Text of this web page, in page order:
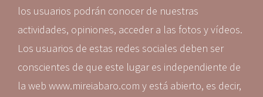
los usuarios podrán conocer de nuestras
actividades, opiniones, acceder a las fotos y vídeos.
Los usuarios de estas redes sociales deben ser
conscientes de que este lugar es independiente de
la web www.mireiabaro.com y está abierto, es decir,